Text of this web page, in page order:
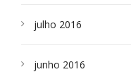
julho 2016
junho 2016